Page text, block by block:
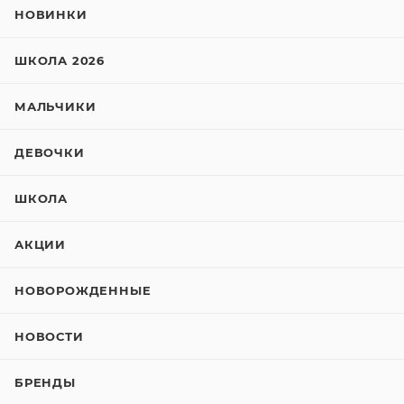
НОВИНКИ
ШКОЛА 2026
МАЛЬЧИКИ
ДЕВОЧКИ
ШКОЛА
АКЦИИ
НОВОРОЖДЕННЫЕ
НОВОСТИ
БРЕНДЫ